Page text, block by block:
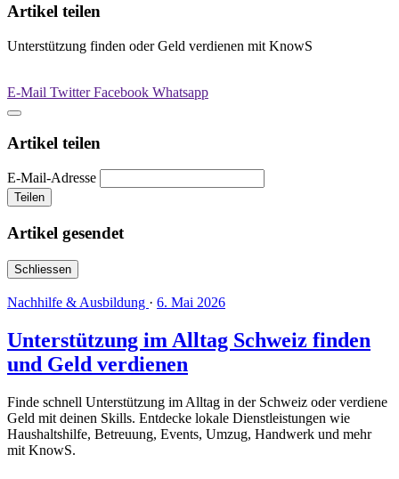
Artikel teilen
Unterstützung finden oder Geld verdienen mit KnowS
E-Mail TwitterFacebook Whatsapp
Artikel teilen
E-Mail-Adresse
Teilen
Artikel gesendet
Schliessen
Nachhilfe & Ausbildung · 6. Mai 2026
Unterstützung im Alltag Schweiz finden
und Geld verdienen
Finde schnell Unterstützung im Alltag in der Schweiz oder verdiene
Geld mit deinen Skills. Entdecke lokale Dienstleistungen wie
Haushaltshilfe, Betreuung, Events, Umzug, Handwerk und mehr
mit KnowS.